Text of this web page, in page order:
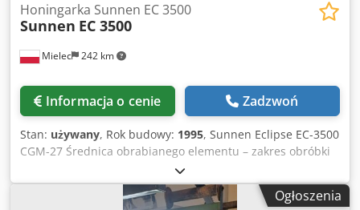
Mielec 242 km
Honingarka Sunnen EC 3500
Sunnen EC 3500
Informacja o cenie Zadzwoń
Stan: używany, Rok budowy: 1995, Sunnen Eclipse EC-3500
CGM-27 Średnica obrabianego elementu – zakres obróbki
1,5 – 165 mm Długość skoku – długość obróbki 6 – 170 mm
Dkedjzl U Evspfx Am Sjr Prędkości obrotowe wrzeciona: 200
– 3000 obr./min Liczba skoków: 60–500 skoków Całkowite
Ogłoszenia